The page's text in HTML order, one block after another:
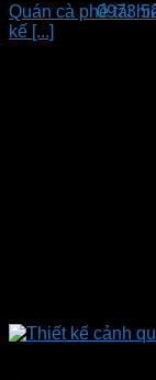
0973
Quán cà phê tái
kế [...]